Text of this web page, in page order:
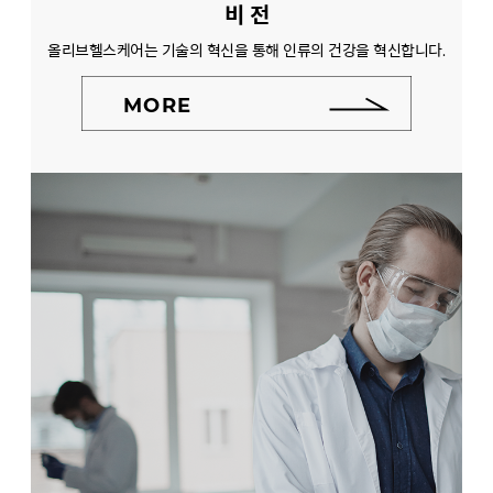
비 전
올리브헬스케어는 기술의 혁신을 통해 인류의 건강을 혁신합니다.
MORE